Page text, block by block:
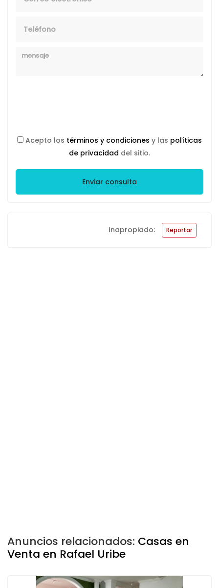
Acepto los términos y condiciones y las políticas
de privacidad del sitio.
Enviar consulta
Inapropiado: Reportar
Anuncios relacionados: Casas en
Venta en Rafael Uribe